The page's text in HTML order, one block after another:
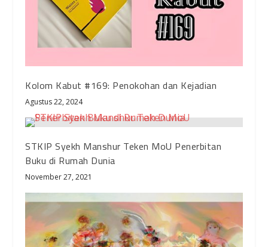
Kolom Kabut #169: Penokohan dan Kejadian
Agustus 22, 2024
STKIP Syekh Manshur Teken MoU Penerbitan
Buku di Rumah Dunia
November 27, 2021